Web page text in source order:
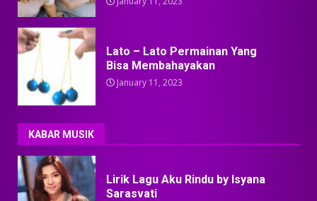
Lato – Lato Permainan Yang
Bisa Membahayakan
January 11, 2023
KABAR MUSIK
Lirik Lagu Aku Rindu by Isyana
Sarasvati